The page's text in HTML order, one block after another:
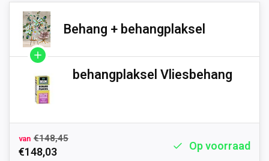
Behang + behangplaksel
behangplaksel Vliesbehang
van €148,45
€148,03 Op voorraad